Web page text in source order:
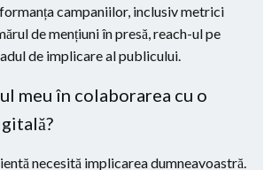
campaniilor, inclusiv metrici
de mențiuni în presă, reach-ul pe
de implicare al publicului.
meu în colaborarea cu o
necesită implicarea dumneavoastră.